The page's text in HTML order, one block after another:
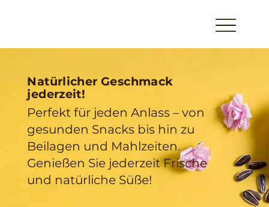
Natürlicher Geschmack
jederzeit!
Perfekt für jeden Anlass – von
gesunden Snacks bis hin zu
Beilagen und Mahlzeiten.
Genießen Sie jederzeit Frische
und natürliche Süße!